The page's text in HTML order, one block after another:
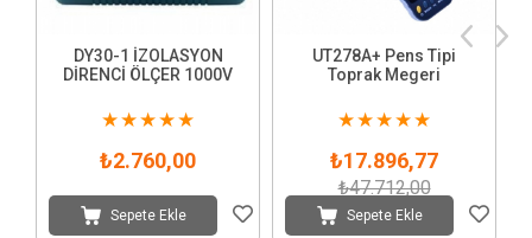
DY30-1 İZOLASYON
DİRENCİ ÖLÇER 1000V
★★★★★
₺2.760,00
Sepete Ekle
UT278A+ Pens Tipi
Toprak Megeri
★★★★★
₺17.896,77
₺47.712,00
Sepete Ekle